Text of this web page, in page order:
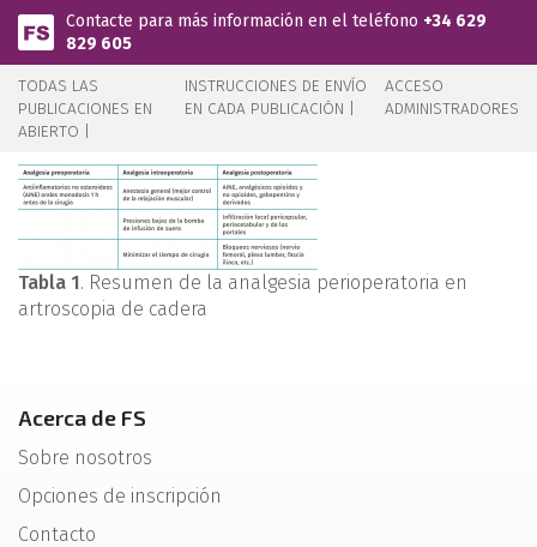
Pasar al contenido principal
Contacte para más información en el teléfono +34 629
829 605
TODAS LAS
PUBLICACIONES EN
ABIERTO |
INSTRUCCIONES DE ENVÍO
EN CADA PUBLICACIÓN |
ACCESO
ADMINISTRADORES
Tabla 1. Resumen de la analgesia perioperatoria en
artroscopia de cadera
Acerca de FS
Sobre nosotros
Opciones de inscripción
Contacto